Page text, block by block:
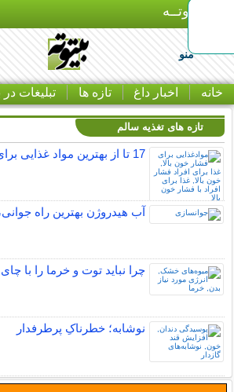
بـیتوتــه
منو
خانه اخبار داغ تازه ها تبلیغات در
تازه های تغذیه سالم
17 تا از بهترین مواد غذایی برای درمان فشار خون بالا
آب هیدروژن بهترین راه
چرا نباید توت و خرما را با
نوشابه؛ خطرناکِ پرطرفدار